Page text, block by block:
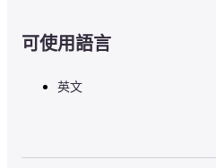
可使用語言
英文